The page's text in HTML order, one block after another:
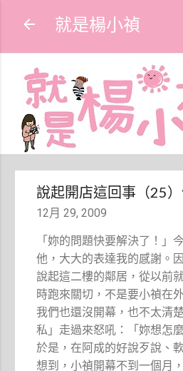
就是楊小禎
說起開店這回事（25
12月 29, 2009
「妳的問題快要解決了！
他，大大的表達我的感謝。
說起這二樓的鄰居，從以前
時跑來關切，不是要小禎在
我們也還沒開幕，也不太清
私」走過來怒吼：「妳想怎
於是，在阿成的好說歹說、
想到，小禎開幕不到一個月